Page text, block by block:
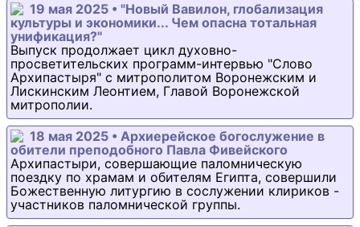
19 мая 2025 • "Новый Вавилон, глобализация
культуры и экономики... Чем опасна тотальная
унификация?"
Выпуск продолжает цикл духовно-
просветительских программ-интервью "Слово
Архипастыря" с митрополитом Воронежским и
Лискинским Леонтием, Главой Воронежской
митрополии.
18 мая 2025 • Архиерейское богослужение в
обители преподобного Павла Фивейского
Архипастыри, совершающие паломническую
поездку по храмам и обителям Египта, совершили
Божественную литургию в сослужении клириков -
участников паломнической группы.